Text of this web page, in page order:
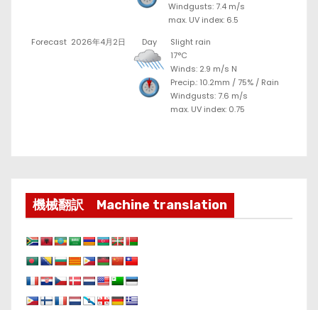
Windgusts: 7.4 m/s
max. UV index: 6.5
Forecast 2026年4月2日 Day
Slight rain
17°C
Winds: 2.9 m/s N
Precip.: 10.2mm /75% / Rain
Windgusts: 7.6 m/s
max. UV index: 0.75
機械翻訳 Machine translation